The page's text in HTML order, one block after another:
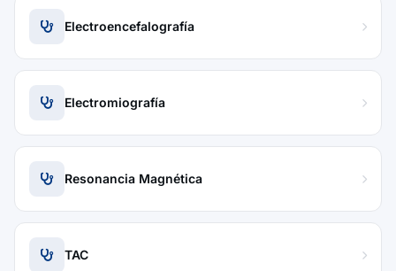
Electroencefalografía
Electromiografía
Resonancia Magnética
TAC